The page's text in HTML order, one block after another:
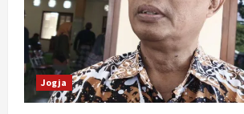
Jogja